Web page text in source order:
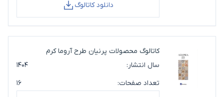
دانلود کاتالوگ
کاتالوگ محصولات پرنیان طرح آروما کرم
سال انتشار:
۱۴۰۴
تعداد صفحات:
۱۶